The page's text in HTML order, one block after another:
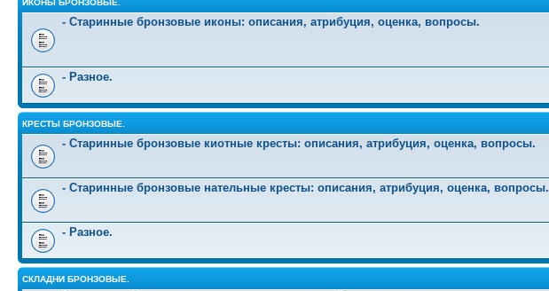
ИКОНЫ БРОНЗОВЫЕ.
- Старинные бронзовые иконы: описания, атрибуция, оценка, вопросы.
- Разное.
КРЕСТЫ БРОНЗОВЫЕ.
- Старинные бронзовые киотные кресты: описания, атрибуция, оценка, вопросы.
- Старинные бронзовые нательные кресты: описания, атрибуция, оценка, вопросы.
- Разное.
СКЛАДНИ БРОНЗОВЫЕ.